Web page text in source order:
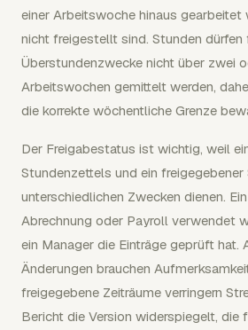
einer Arbeitswoche hinaus gearbeitet
nicht freigestellt sind. Stunden dürfen
Überstundenzwecke nicht über zwei
Arbeitswochen gemittelt werden,
die korrekte wöchentliche Grenze
Der Freigabestatus ist wichtig, weil
Stundenzettels und ein
unterschiedlichen Zwecken dienen.
Abrechnung oder Payroll verwendet
ein Manager die Einträge geprüft hat.
Änderungen brauchen
freigegebene Zeiträume verringern
Bericht die Version widerspiegelt, die